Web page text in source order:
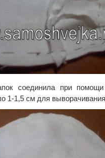
соединила при
1-1,5 см для